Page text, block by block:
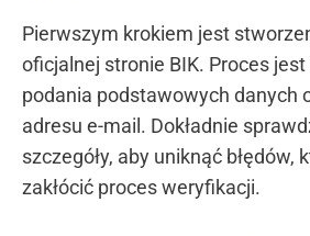
Pierwszym krokiem jest
oficjalnej stronie BIK. Proces
podania podstawowych danych
adresu e-mail. Dokładnie
szczegóły, aby uniknąć błędów,
zakłócić proces weryfikacji.